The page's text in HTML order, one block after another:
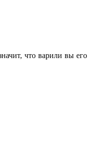
что варили вы его